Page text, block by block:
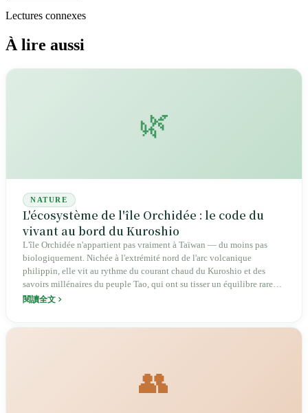
Lectures connexes
À lire aussi
🌿
NATURE
L'écosystème de l'île Orchidée : le code du
vivant au bord du Kuroshio
L'île Orchidée n'appartient pas vraiment à Taïwan — du moins pas
biologiquement. Nichée à l'extrémité nord de l'arc volcanique
philippin, elle vit au rythme du courant chaud du Kuroshio et des
savoirs millénaires du peuple Tao, qui ont su tisser un équilibre rare
entre les humains et le monde sauvage.
閱讀全文
👥